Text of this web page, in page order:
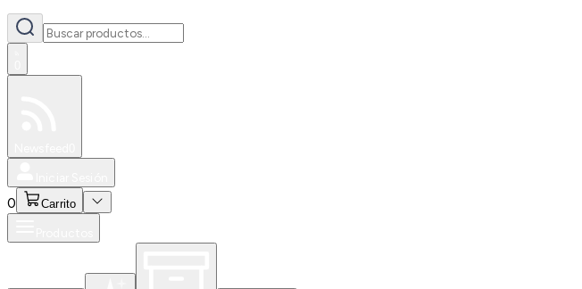
0 Carrito